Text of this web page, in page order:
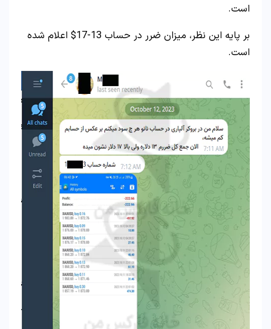
است.
بر پایه این نظر، میزان ضرر در حساب 13-17$ اعلام شده
است.